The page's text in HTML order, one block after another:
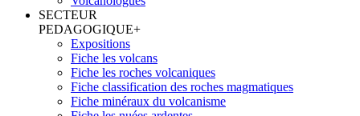
SECTEUR
PEDAGOGIQUE+
Expositions
Fiche les volcans
Fiche les roches volcaniques
Fiche classification des roches magmatiques
Fiche minéraux du volcanisme